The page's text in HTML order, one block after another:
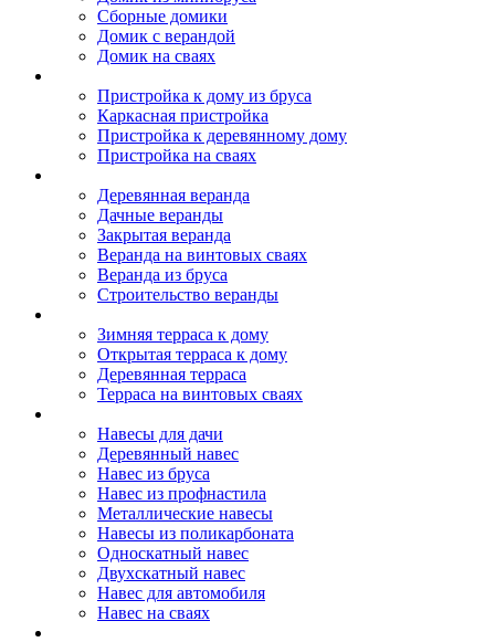
Сборные домики
Домик с верандой
Домик на сваях
Пристройка к дому из бруса
Каркасная пристройка
Пристройка к деревянному дому
Пристройка на сваях
Деревянная веранда
Дачные веранды
Закрытая веранда
Веранда на винтовых сваях
Веранда из бруса
Строительство веранды
Зимняя терраса к дому
Открытая терраса к дому
Деревянная терраса
Терраса на винтовых сваях
Навесы для дачи
Деревянный навес
Навес из бруса
Навес из профнастила
Металлические навесы
Навесы из поликарбоната
Односкатный навес
Двухскатный навес
Навес для автомобиля
Навес на сваях